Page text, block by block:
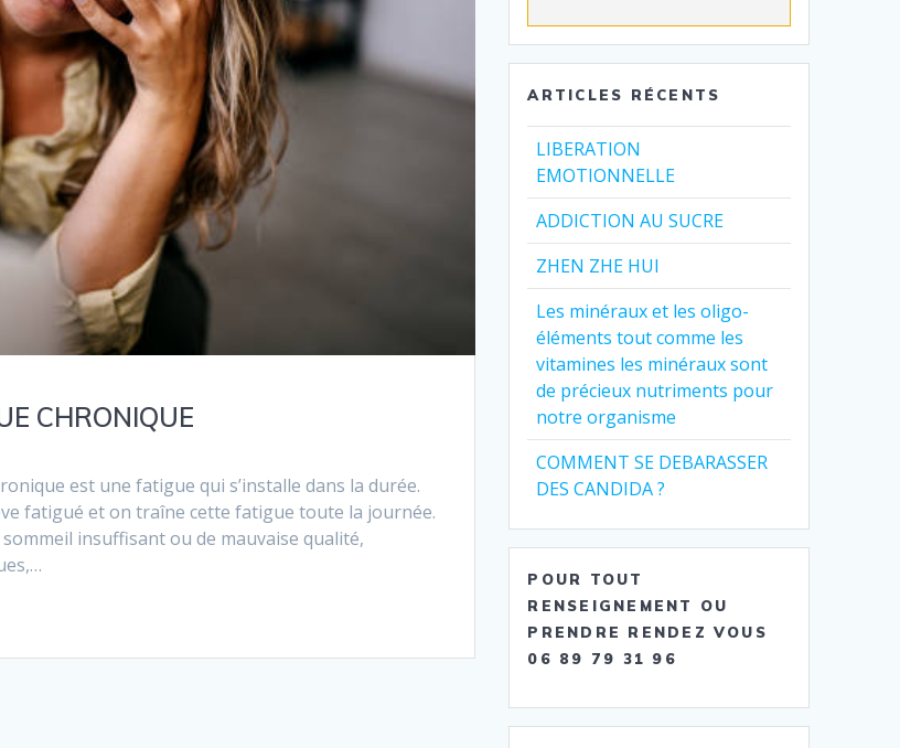
CHRONIQUE
est une fatigue qui s’installe dans la durée.
fatigué et on traîne cette fatigue toute la journée.
insuffisant ou de mauvaise qualité,
ARTICLES RÉCENTS
LIBERATION
EMOTIONNELLE
ADDICTION AU SUCRE
ZHEN ZHE HUI
Les minéraux et les oligo-
éléments tout comme les
vitamines les minéraux sont
de précieux nutriments pour
notre organisme
COMMENT SE DEBARASSER
DES CANDIDA ?
POUR TOUT
RENSEIGNEMENT OU
PRENDRE RENDEZ VOUS
06 89 79 31 96
47